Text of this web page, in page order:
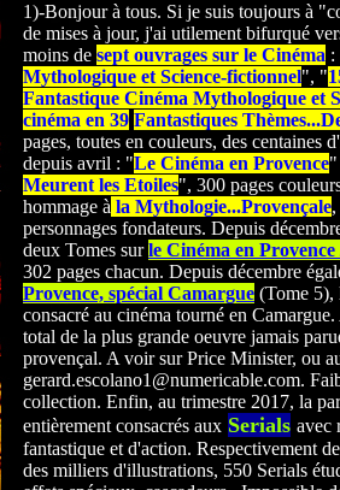
1)-Bonjour à tous. Si je suis toujours à
de mises à jour, j'ai utilement bifurqué
moins de sept ouvrages sur le Cinéma :
Mythologique et Science-fictionnel", "
Fantastique Cinéma Mythologique et
cinéma en 39 Fantastiques
pages, toutes en couleurs, des centaines
depuis avril : "Le Cinéma en Provence"
Meurent les Etoiles", 300 pages
hommage à la Mythologie...Provençale
personnages fondateurs. Depuis
deux Tomes surle Cinéma en
302 pages chacun. Depuis décembre
Provence, spécial Camargue (Tome 5),
consacré au cinéma tourné en
total de la plus grande oeuvre jamais
provençal. A voir sur Price Minister, ou
gerard.escolano1@numericable.com.
collection. Enfin, au trimestre 2017, la
entièrement consacrés aux Serials avec
fantastique et d'action. Respectivement
des milliers d'illustrations, 550 Serials